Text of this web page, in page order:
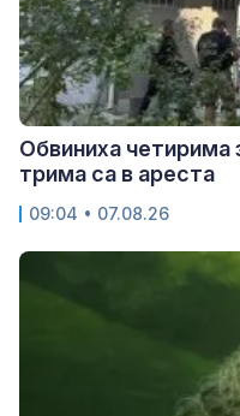
Обвиниха четирима
трима са в ареста
09:04 • 07.08.26